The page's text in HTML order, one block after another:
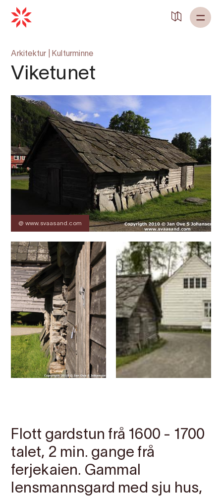
Arkitektur Kulturminne
Viketunet
@ www.svaasand.com
Flott gardstun frå 1600 - 1700
talet, 2 min. gange frå
ferjekaien. Gammal
lensmannsgard med sju hus,